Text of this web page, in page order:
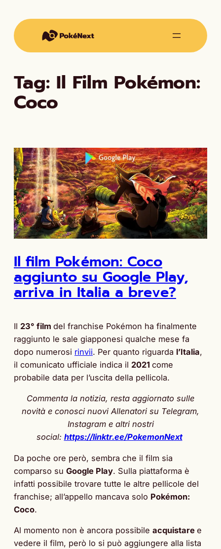
contenuto
Tag: Il Film Pokémon:
Coco
Il film Pokémon: Coco
aggiunto su Google Play,
arriva in Italia a breve?
Il 23° film del franchise Pokémon ha finalmente
raggiunto le sale giapponesi qualche mese fa
dopo numerosi rinvii. Per quanto riguarda l’Italia,
il comunicato ufficiale indica il 2021 come
probabile data per l’uscita della pellicola.
Commenta la notizia, resta aggiornato sulle
novità e conosci nuovi Allenatori su Telegram,
Instagram e altri nostri
social: https://linktr.ee/PokemonNext
Da poche ore però, sembra che il film sia
comparso su Google Play. Sulla piattaforma è
infatti possibile trovare tutte le altre pellicole del
franchise; all’appello mancava solo Pokémon:
Coco.
Al momento non è ancora possibile acquistare e
vedere il film, però lo si può aggiungere alla lista